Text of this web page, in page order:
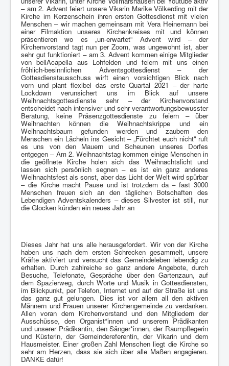
– am 2. Advent feiert unsere Vikarin Marike Völkerding mit der
Kirche im Kerzenschein ihren ersten Gottesdienst mit vielen
Menschen – wir machen gemeinsam mit Vera Heinemann bei
einer Filmaktion unseres Kirchenkreises mit und können
präsentieren wo es „un-erwartet“ Advent wird – der
Kirchenvorstand tagt nun per Zoom, was ungewohnt ist, aber
sehr gut funktioniert – am 3. Advent kommen einige Mitglieder
von bellAcapella aus Lohfelden und feiern mit uns einen
fröhlich-besinnlichen Adventsgottesdienst – der
Gottesdienstausschuss wirft einen vorsichtigen Blick nach
vorn und plant flexibel das erste Quartal 2021 – der harte
Lockdown verunsichert uns im Blick auf unsere
Weihnachtsgottesdienste sehr – der Kirchenvorstand
entscheidet nach intensiver und sehr verantwortungsbewusster
Beratung, keine Präsenzgottesdienste zu feiern – über
Weihnachten können die Weihnachtskrippe und ein
Weihnachtsbaum gefunden werden und zaubern den
Menschen ein Lächeln ins Gesicht – „Fürchtet euch nicht“ ruft
es uns von den Mauern und Scheunen unseres Dorfes
entgegen – Am 2. Weihnachtstag kommen einige Menschen in
die geöffnete Kirche holen sich das Weihnachtslicht und
lassen sich persönlich segnen – es ist ein ganz anderes
Weihnachtsfest als sonst, aber das Licht der Welt wird spürbar
– die Kirche macht Pause und ist trotzdem da – fast 3000
Menschen freuen sich an den täglichen Botschaften des
Lebendigen Adventskalenders – dieses Silvester ist still, nur
die Glocken künden ein neues Jahr an
Dieses Jahr hat uns alle herausgefordert. Wir von der Kirche
haben uns nach dem ersten Schrecken gesammelt, unsere
Kräfte aktiviert und versucht das Gemeindeleben lebendig zu
erhalten. Durch zahlreiche so ganz andere Angebote, durch
Besuche, Telefonate, Gespräche über den Gartenzaun, auf
dem Spazierweg, durch Worte und Musik in Gottesdiensten,
im Blickpunkt, per Telefon, Internet und auf der Straße ist uns
das ganz gut gelungen. Dies ist vor allem all den aktiven
Männern und Frauen unserer Kirchengemeinde zu verdanken.
Allen voran dem Kirchenvorstand und den Mitgliedern der
Ausschüsse, den Organist*innen und unserem Prädikanten
und unserer Prädikantin, den Sänger*innen, der Raumpflegerin
und Küsterin, der Gemeindereferentin, der Vikarin und dem
Hausmeister. Einer großen Zahl Menschen liegt die Kirche so
sehr am Herzen, dass sie sich über alle Maßen engagieren.
DANKE dafür!